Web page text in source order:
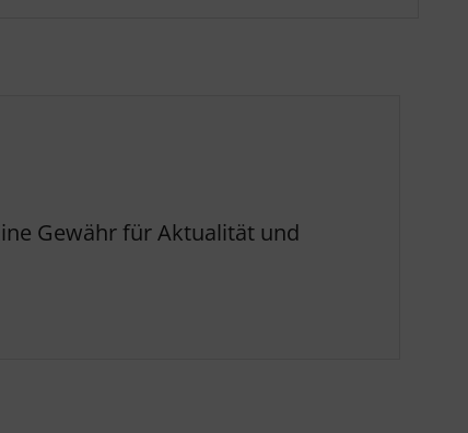
Gewähr für Aktualität und